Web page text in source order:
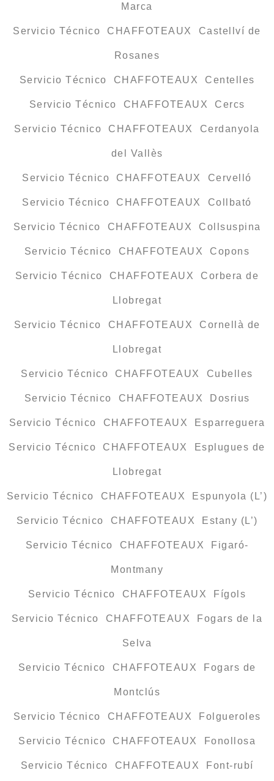
Marca
Servicio Técnico CHAFFOTEAUX Castellví de
Rosanes
Servicio Técnico CHAFFOTEAUX Centelles
Servicio Técnico CHAFFOTEAUX Cercs
Servicio Técnico CHAFFOTEAUX Cerdanyola
del Vallès
Servicio Técnico CHAFFOTEAUX Cervelló
Servicio Técnico CHAFFOTEAUX Collbató
Servicio Técnico CHAFFOTEAUX Collsuspina
Servicio Técnico CHAFFOTEAUX Copons
Servicio Técnico CHAFFOTEAUX Corbera de
Llobregat
Servicio Técnico CHAFFOTEAUX Cornellà de
Llobregat
Servicio Técnico CHAFFOTEAUX Cubelles
Servicio Técnico CHAFFOTEAUX Dosrius
Servicio Técnico CHAFFOTEAUX Esparreguera
Servicio Técnico CHAFFOTEAUX Esplugues de
Llobregat
Servicio Técnico CHAFFOTEAUX Espunyola (L’)
Servicio Técnico CHAFFOTEAUX Estany (L’)
Servicio Técnico CHAFFOTEAUX Figaró-
Montmany
Servicio Técnico CHAFFOTEAUX Fígols
Servicio Técnico CHAFFOTEAUX Fogars de la
Selva
Servicio Técnico CHAFFOTEAUX Fogars de
Montclús
Servicio Técnico CHAFFOTEAUX Folgueroles
Servicio Técnico CHAFFOTEAUX Fonollosa
Servicio Técnico CHAFFOTEAUX Font-rubí